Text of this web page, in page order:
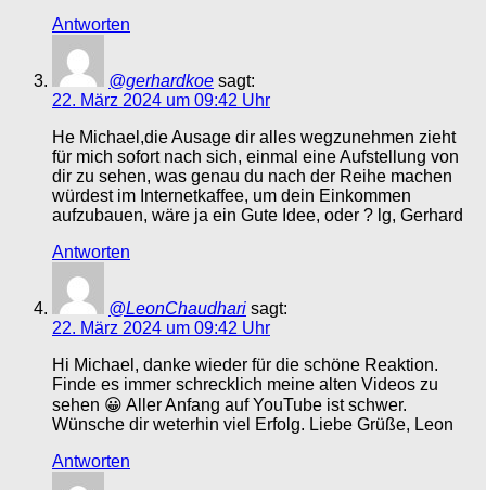
Antworten
@gerhardkoe sagt:
22. März 2024 um 09:42 Uhr
He Michael,die Ausage dir alles wegzunehmen zieht
für mich sofort nach sich, einmal eine Aufstellung von
dir zu sehen, was genau du nach der Reihe machen
würdest im Internetkaffee, um dein Einkommen
aufzubauen, wäre ja ein Gute Idee, oder ? lg, Gerhard
Antworten
@LeonChaudhari sagt:
22. März 2024 um 09:42 Uhr
Hi Michael, danke wieder für die schöne Reaktion.
Finde es immer schrecklich meine alten Videos zu
sehen 😀 Aller Anfang auf YouTube ist schwer.
Wünsche dir weterhin viel Erfolg. Liebe Grüße, Leon
Antworten